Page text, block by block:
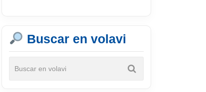
Buscar en volavi